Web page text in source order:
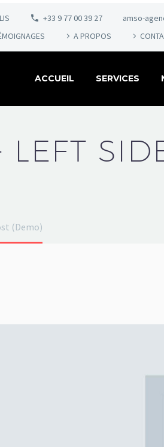
+33 9 77 00 39 27
amso-
A PROPOS
ACCUEIL SERVICES
LEFT
(Demo)